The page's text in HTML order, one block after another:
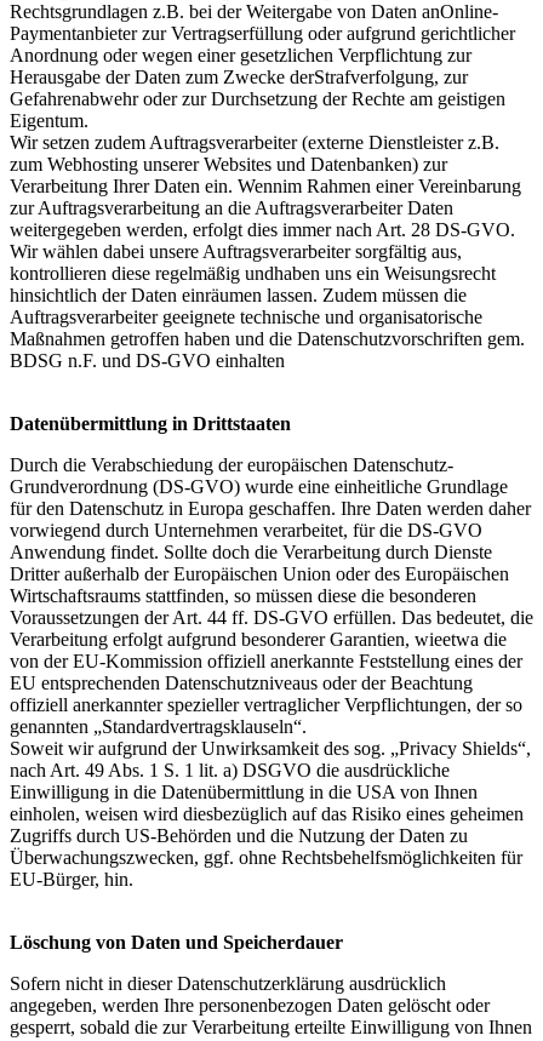
Rechtsgrundlagen z.B. bei der Weitergabe von Daten anOnline-
Paymentanbieter zur Vertragserfüllung oder aufgrund gerichtlicher
Anordnung oder wegen einer gesetzlichen Verpflichtung zur
Herausgabe der Daten zum Zwecke derStrafverfolgung, zur
Gefahrenabwehr oder zur Durchsetzung der Rechte am geistigen
Eigentum.
Wir setzen zudem Auftragsverarbeiter (externe Dienstleister z.B.
zum Webhosting unserer Websites und Datenbanken) zur
Verarbeitung Ihrer Daten ein. Wennim Rahmen einer Vereinbarung
zur Auftragsverarbeitung an die Auftragsverarbeiter Daten
weitergegeben werden, erfolgt dies immer nach Art. 28 DS-GVO.
Wir wählen dabei unsere Auftragsverarbeiter sorgfältig aus,
kontrollieren diese regelmäßig undhaben uns ein Weisungsrecht
hinsichtlich der Daten einräumen lassen. Zudem müssen die
Auftragsverarbeiter geeignete technische und organisatorische
Maßnahmen getroffen haben und die Datenschutzvorschriften gem.
BDSG n.F. und DS-GVO einhalten
Datenübermittlung in Drittstaaten
Durch die Verabschiedung der europäischen Datenschutz-
Grundverordnung (DS-GVO) wurde eine einheitliche Grundlage
für den Datenschutz in Europa geschaffen. Ihre Daten werden daher
vorwiegend durch Unternehmen verarbeitet, für die DS-GVO
Anwendung findet. Sollte doch die Verarbeitung durch Dienste
Dritter außerhalb der Europäischen Union oder des Europäischen
Wirtschaftsraums stattfinden, so müssen diese die besonderen
Voraussetzungen der Art. 44 ff. DS-GVO erfüllen. Das bedeutet, die
Verarbeitung erfolgt aufgrund besonderer Garantien, wieetwa die
von der EU-Kommission offiziell anerkannte Feststellung eines der
EU entsprechenden Datenschutzniveaus oder der Beachtung
offiziell anerkannter spezieller vertraglicher Verpflichtungen, der so
genannten „Standardvertragsklauseln“.
Soweit wir aufgrund der Unwirksamkeit des sog. „Privacy Shields“,
nach Art. 49 Abs. 1 S. 1 lit. a) DSGVO die ausdrückliche
Einwilligung in die Datenübermittlung in die USA von Ihnen
einholen, weisen wird diesbezüglich auf das Risiko eines geheimen
Zugriffs durch US-Behörden und die Nutzung der Daten zu
Überwachungszwecken, ggf. ohne Rechtsbehelfsmöglichkeiten für
EU-Bürger, hin.
Löschung von Daten und Speicherdauer
Sofern nicht in dieser Datenschutzerklärung ausdrücklich
angegeben, werden Ihre personenbezogen Daten gelöscht oder
gesperrt, sobald die zur Verarbeitung erteilte Einwilligung von Ihnen